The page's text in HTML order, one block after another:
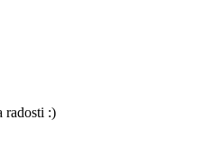
radosti :)